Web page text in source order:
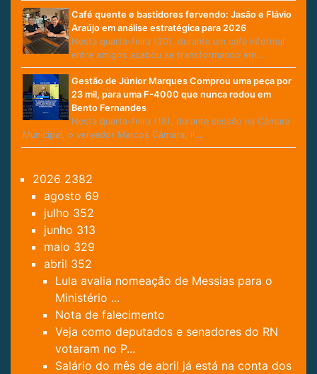
Café quente e bastidores fervendo: Jasão e Flávio
Araújo em análise estratégica para 2026
Nesta quarta-feira (30), durante um café informal
entre amigos acabou se transformando em…
Gestão de Júnior Marques Comprou uma peça por
23 mil, para uma F-4000 que nunca rodou em
Bento Fernandes
Nesta quarta-feira (18), durante sessão na Câmara
Municipal, o vereador Marcos Câmara, lí…
2026 2382
agosto 69
julho 352
junho 313
maio 329
abril 352
Lula avalia nomeação de Messias para o
Ministério ...
Nota de falecimento
Veja como deputados e senadores do RN
votaram no P...
Salário do mês de abril já está na conta dos